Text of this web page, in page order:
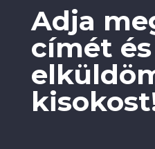
Adja
címét és